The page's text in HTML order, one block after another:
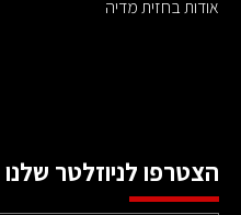
אודות בחזית מדיה
הצטרפו לניוזלטר שלנו